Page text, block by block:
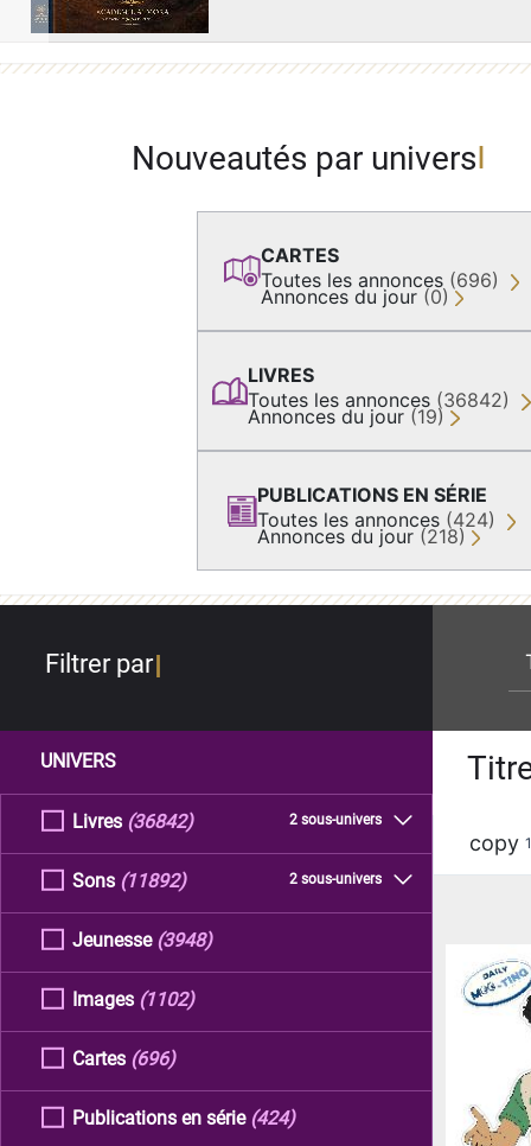
Nouveautés par univers
CARTES
Toutes les annonces (696)
Annonces du jour (0)
LIVRES
Toutes les annonces (36842)
Annonces du jour (19)
PUBLICATIONS EN SÉRIE
Toutes les annonces (424)
Annonces du jour (218)
Filtrer par
UNIVERS
Livres 2 sous-univers
(36842)
Sons 2 sous-univers
(11892)
Jeunesse (3948)
Images (1102)
Cartes (696)
Publications en série (424)
copy